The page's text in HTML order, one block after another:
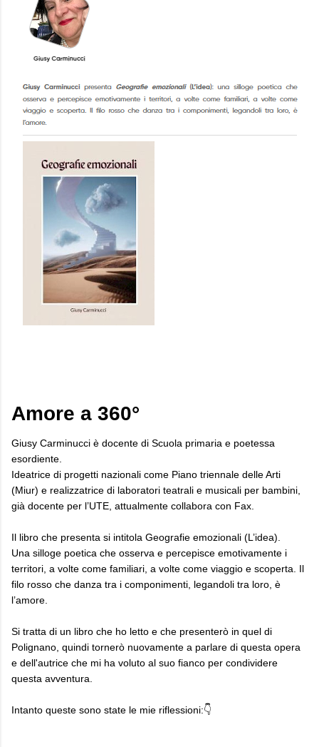
Amore a 360°
Giusy Carminucci è docente di Scuola primaria e poetessa
esordiente.
Ideatrice di progetti nazionali come Piano triennale delle Arti
(Miur) e realizzatrice di laboratori teatrali e musicali per bambini,
già docente per l’UTE, attualmente collabora con Fax.
Il libro che presenta si intitola Geografie emozionali (L’idea).
Una silloge poetica che osserva e percepisce emotivamente i
territori, a volte come familiari, a volte come viaggio e scoperta. Il
filo rosso che danza tra i componimenti, legandoli tra loro, è
l’amore.
Si tratta di un libro che ho letto e che presenterò in quel di
Polignano, quindi tornerò nuovamente a parlare di questa opera
e dell'autrice che mi ha voluto al suo fianco per condividere
questa avventura.
Intanto queste sono state le mie riflessioni:👇